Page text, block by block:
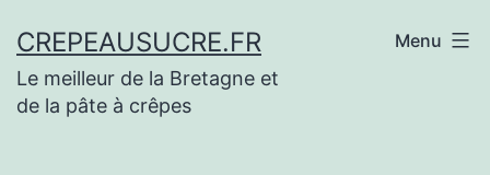
au
contenu
CREPEAUSUCRE.FR
Le meilleur de la Bretagne et
de la pâte à crêpes
Menu